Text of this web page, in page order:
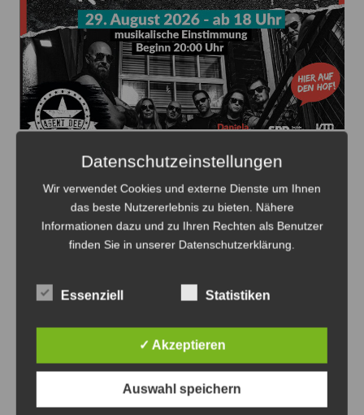
dem Hof Falkenhagen und sucht noch weitere
Sehnde rockt wieder: Das 1. Sehnder
Rock Open Air bringt Musik,
7. August 2026
Datenschutzeinstellungen
Wir verwendet Cookies und externe Dienste um Ihnen
das beste Nutzererlebnis zu bieten. Nähere
Informationen dazu und zu Ihren Rechten als Benutzer
finden Sie in unserer Datenschutzerklärung.
Essenziell Statistiken
✓ Akzeptieren
Auswahl speichern